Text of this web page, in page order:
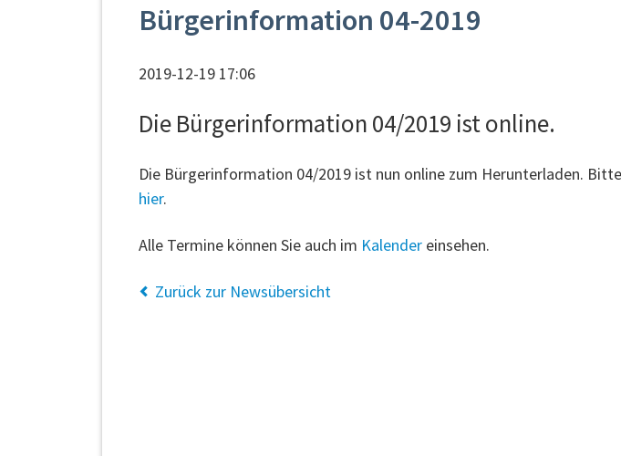
Bürgerinformation 04-2019
2019-12-19 17:06
Die Bürgerinformation 04/2019 ist online.
Die Bürgerinformation 04/2019 ist nun online zum Herunterladen.
hier.
Alle Termine können Sie auch im Kalender einsehen.
Zurück zur Newsübersicht